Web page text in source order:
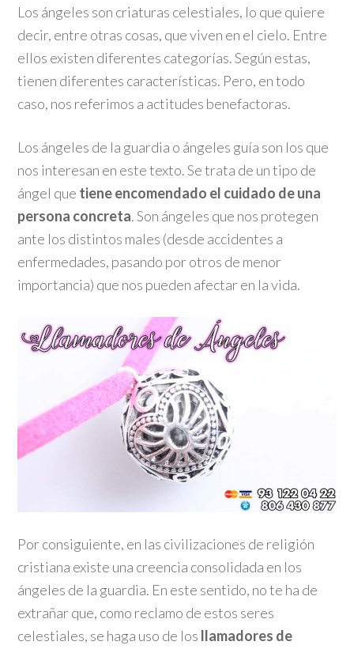
Los ángeles son criaturas celestiales, lo que quiere
decir, entre otras cosas, que viven en el cielo. Entre
ellos existen diferentes categorías. Según estas,
tienen diferentes características. Pero, en todo
caso, nos referimos a actitudes benefactoras.
Los ángeles de la guardia o ángeles guía son los que
nos interesan en este texto. Se trata de un tipo de
ángel que tiene encomendado el cuidado de una
persona concreta. Son ángeles que nos protegen
ante los distintos males (desde accidentes a
enfermedades, pasando por otros de menor
importancia) que nos pueden afectar en la vida.
Por consiguiente, en las civilizaciones de religión
cristiana existe una creencia consolidada en los
ángeles de la guardia. En este sentido, no te ha de
extrañar que, como reclamo de estos seres
celestiales, se haga uso de los llamadores de